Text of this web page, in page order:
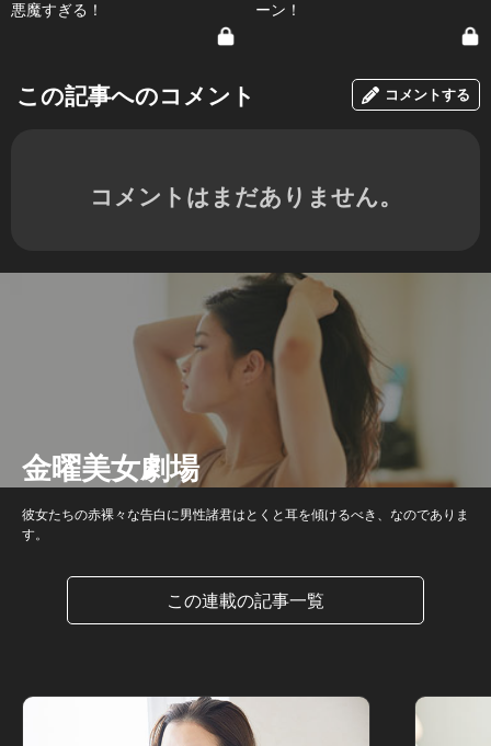
悪魔すぎる！ ーン！
この記事へのコメント コメントする
コメントはまだありません。
金曜美女劇場
彼女たちの赤裸々な告白に男性諸君はとくと耳を傾けるべき、なのでありま
す。
この連載の記事一覧